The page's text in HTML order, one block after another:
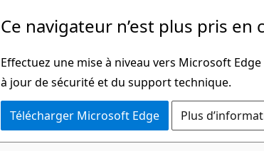
Ce navigateur n’est plus pris en
Effectuez une mise à niveau vers Microsoft
à jour de sécurité et du support technique.
Télécharger Microsoft Edge Plus